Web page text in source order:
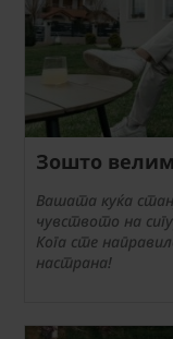
Зошто
Вашата куќа
чувството на
Кога сте
настрана!